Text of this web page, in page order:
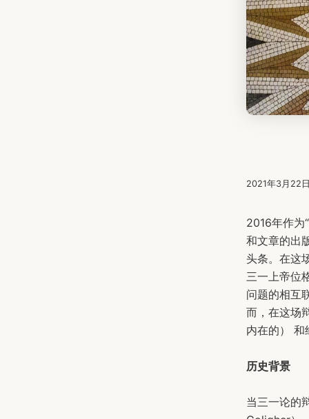
2021年3月22
2016年作为
和文章的出
头条。在这
三一上帝位
问题的相互
而，在这场
内在的） 和
历史背景
当三一论的